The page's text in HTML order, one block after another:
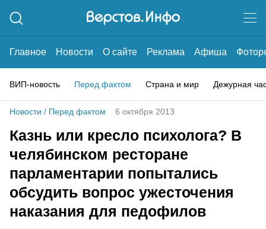
Главное Новости О сайте Реклама Афиша
ВИП-новость Перед фактом Страна и мир Дежурная
Новости / Перед фактом 6 октября 2013
Казнь или кресло психолога? В
челябинском ресторане
парламентарии попытались
обсудить вопрос ужесточения
наказания для педофилов